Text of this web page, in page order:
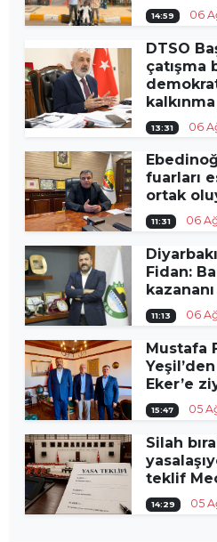
14:59 06
DTSO
çatışma
13:31 06
fuarları
ortak
11:31 06
Fidan:
11:13 06
Mustafa
Eker’e
15:47 05
Silah
teklif
14:29 05